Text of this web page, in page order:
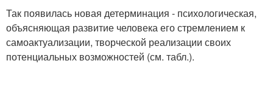
Так появилась новая детерминация - психологическая,
объясняющая развитие человека его стремлением к
самоактуализации, творческой реализации своих
потенциальных возможностей (см. табл.).